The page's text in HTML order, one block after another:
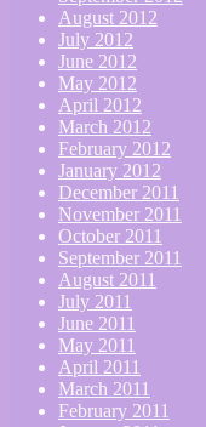
August 2012
July 2012
June 2012
May 2012
April 2012
March 2012
February 2012
January 2012
December 2011
November 2011
October 2011
September 2011
August 2011
July 2011
June 2011
May 2011
April 2011
March 2011
February 2011